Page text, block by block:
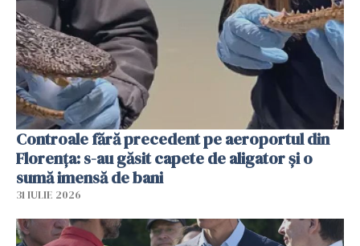
Controale fără precedent pe aeroportul din
Florența: s-au găsit capete de aligator și o
sumă imensă de bani
31 IULIE 2026